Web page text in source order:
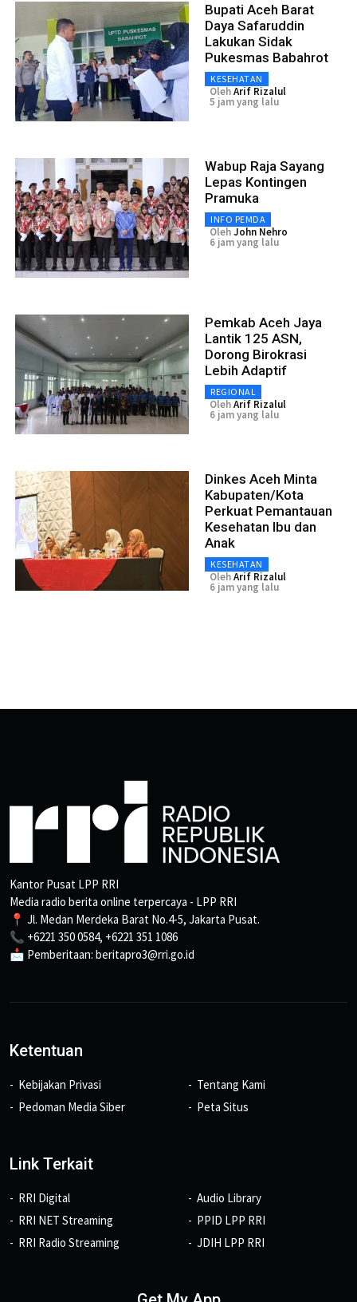
Bupati Aceh Barat
Daya Safaruddin
Lakukan Sidak
Pukesmas Babahrot
KESEHATAN
OlehArif Rizalul
5 jam yang lalu
Wabup Raja Sayang
Lepas Kontingen
Pramuka
INFO PEMDA
OlehJohn Nehro
6 jam yang lalu
Pemkab Aceh Jaya
Lantik 125 ASN,
Dorong Birokrasi
Lebih Adaptif
REGIONAL
OlehArif Rizalul
6 jam yang lalu
Dinkes Aceh Minta
Kabupaten/Kota
Perkuat Pemantauan
Kesehatan Ibu dan
Anak
KESEHATAN
OlehArif Rizalul
6 jam yang lalu
Kantor Pusat LPP RRI
Media radio berita online terpercaya - LPP RRI
📍 Jl. Medan Merdeka Barat No.4-5, Jakarta Pusat.
📞 +6221 350 0584, +6221 351 1086
📩 Pemberitaan: beritapro3@rri.go.id
Ketentuan
Kebijakan Privasi
Pedoman Media Siber
Tentang Kami
Peta Situs
Link Terkait
RRI Digital
RRI NET Streaming
RRI Radio Streaming
Audio Library
PPID LPP RRI
JDIH LPP RRI